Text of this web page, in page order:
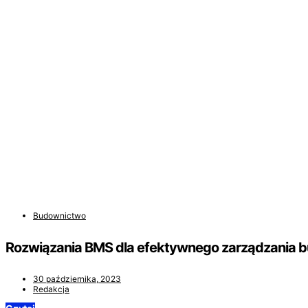
Budownictwo
Rozwiązania BMS dla efektywnego zarządzania
30 października, 2023
Redakcja